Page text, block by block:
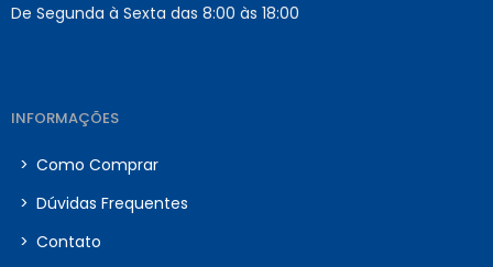
De Segunda à Sexta das 8:00 às 18:00
INFORMAÇÕES
> Como Comprar
> Dúvidas Frequentes
> Contato